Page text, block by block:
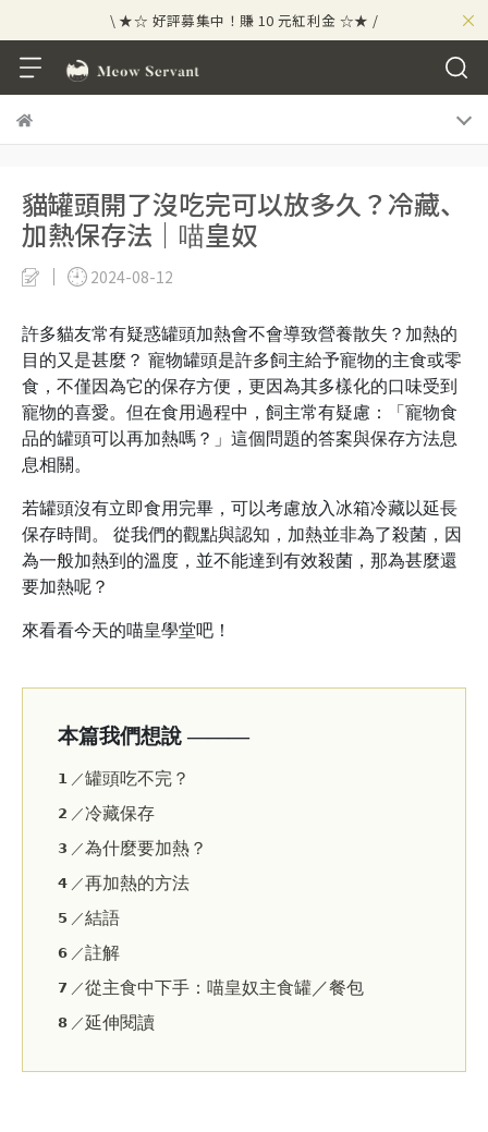
×
\ ★☆ 好評募集中！賺 10 元紅利金 ☆★ /
⟡⣠𝘄𝗲𝗹𝗰𝗼𝗺𝗲 ⁘ 新會員贈 50 元紅利金
\ ★☆ 好評募集中！賺 10 元紅利金 ☆★ /
貓罐頭開了沒吃完可以放多久？冷藏、
加熱保存法｜喵皇奴
2024-08-12
許多貓友常有疑惑罐頭加熱會不會導致營養散失？加熱的
目的又是甚麼？ 寵物罐頭是許多飼主給予寵物的主食或零
食，不僅因為它的保存方便，更因為其多樣化的口味受到
寵物的喜愛。但在食用過程中，飼主常有疑慮：「寵物食
品的罐頭可以再加熱嗎？」這個問題的答案與保存方法息
息相關。
若罐頭沒有立即食用完畢，可以考慮放入冰箱冷藏以延長
保存時間。 從我們的觀點與認知，加熱並非為了殺菌，因
為一般加熱到的溫度，並不能達到有效殺菌，那為甚麼還
要加熱呢？
來看看今天的喵皇學堂吧！
本篇我們想說 ———
𝟭 ／罐頭吃不完？
𝟮 ／冷藏保存
𝟯 ／為什麼要加熱？
𝟰 ／再加熱的方法
𝟱 ／結語
𝟲 ／註解
𝟳 ／從主食中下手：喵皇奴主食罐／餐包
𝟴 ／延伸閱讀